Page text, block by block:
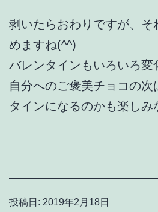
剥いたらおわりですが、そ
めますね(^^)
バレンタインもいろいろ変
自分へのご褒美チョコの次
タインになるのかも楽しみ
投稿日: 2019年2月18日